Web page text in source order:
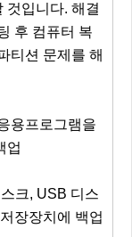
것입니다. 해결
후 컴퓨터 복
티션 문제를 해
용프로그램을
업
크, USB 디스
장장치에 백업